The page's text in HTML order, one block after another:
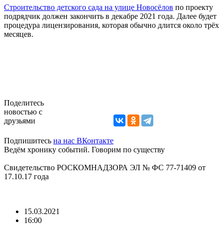
Строительство детского сада на улице Новосёлов по проекту
подрядчик должен закончить в декабре 2021 года. Далее будет
процедура лицензирования, которая обычно длится около трёх
месяцев.
Поделитесь
новостью с
друзьями
Подпишитесь на нас ВКонтакте
Ведём хронику событий. Говорим по существу
Свидетельство РОСКОМНАДЗОРА ЭЛ № ФС 77-71409 от
17.10.17 года
15.03.2021
16:00